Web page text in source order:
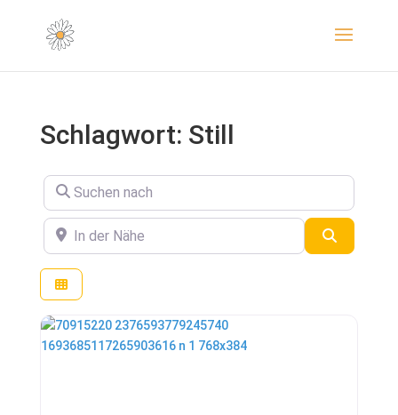
Schlagwort: Still
Suchen nach
In der Nähe